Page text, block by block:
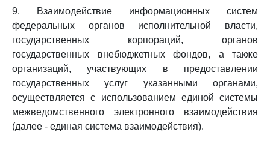
9. Взаимодействие информационных систем
федеральных органов исполнительной власти,
государственных корпораций, органов
государственных внебюджетных фондов, а также
организаций, участвующих в предоставлении
государственных услуг указанными органами,
осуществляется с использованием единой системы
межведомственного электронного взаимодействия
(далее - единая система взаимодействия).